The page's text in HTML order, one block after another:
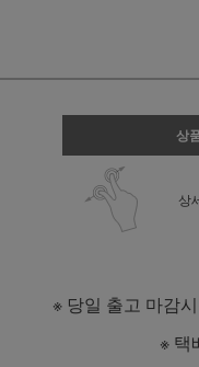
상
상
※ 당일 출고 마감
※ 택